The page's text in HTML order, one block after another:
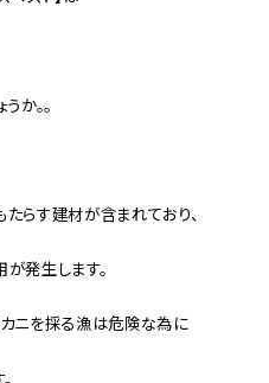
か。。
らす建材が含まれており、
発生します。
ニを採る漁は危険な為に